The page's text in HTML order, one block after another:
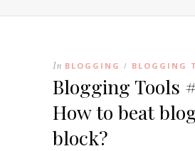
In BLOGGING / BLOGGING
Blogging Tools
How to beat
block?